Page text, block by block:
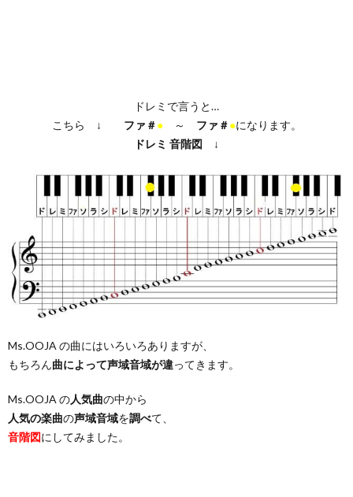
ドレミで言うと…
こちら ↓ ファ＃●～ ファ＃●になります。
ドレミ 音階図 ↓
Ms.OOJA の曲にはいろいろありますが、
もちろん曲によって声域音域が違ってきます。
Ms.OOJA の人気曲の中から
人気の楽曲の声域音域を調べて、
音階図にしてみました。